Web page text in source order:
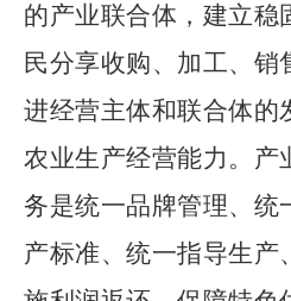
的产业联合体，建立稳
民分享收购、加工、销
进经营主体和联合体的
农业生产经营能力。产
务是统一品牌管理、统
产标准、统一指导生产